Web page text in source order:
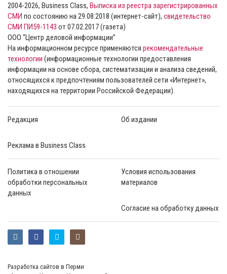
2004-2026, Business Class, Выписка из реестра зарегистрированных
СМИ по состоянию на 29.08.2018 (интернет-сайт), свидетельство
СМИ ПИ59-1143 от 07.02.2017 (газета)
ООО “Центр деловой информации”
На информационном ресурсе применяются рекомендательные
технологии (информационные технологии предоставления
информации на основе сбора, систематизации и анализа сведений,
относящихся к предпочтениям пользователей сети «Интернет»,
находящихся на территории Российской Федерации).
Редакция Об издании
Реклама в Business Class
Политика в отношении
обработки персональных
данных
Условия использования
материалов
Согласие на обработку данных
Разработка сайтов в Перми